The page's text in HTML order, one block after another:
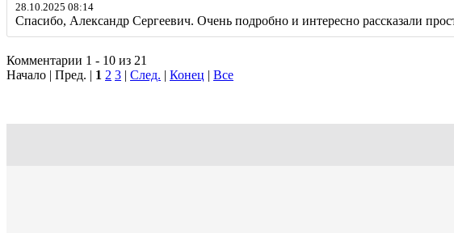
28.10.2025 08:14
Спасибо, Александр Сергеевич. Очень подробно и интересно рассказали
Комментарии 1 - 10 из 21
Начало | Пред. | 1 2 3 | След. | Конец | Все